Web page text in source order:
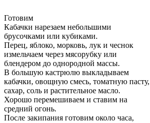
Готовим
Кабачки нарезаем небольшими
брусочками или кубиками.
Перец, яблоко, морковь, лук и чеснок
измельчаем через мясорубку или
блендером до однородной массы.
В большую кастрюлю выкладываем
кабачки, овощную смесь, томатную пасту,
сахар, соль и растительное масло.
Хорошо перемешиваем и ставим на
средний огонь.
После закипания готовим около часа,